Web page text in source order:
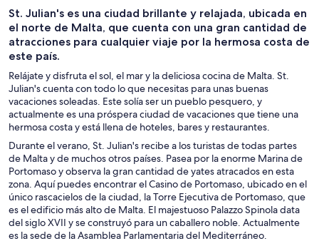
St. Julian's es una ciudad brillante y relajada, ubicada en
el norte de Malta, que cuenta con una gran cantidad de
atracciones para cualquier viaje por la hermosa costa de
este país.
Relájate y disfruta el sol, el mar y la deliciosa cocina de Malta. St.
Julian's cuenta con todo lo que necesitas para unas buenas
vacaciones soleadas. Este solía ser un pueblo pesquero, y
actualmente es una próspera ciudad de vacaciones que tiene una
hermosa costa y está llena de hoteles, bares y restaurantes.
Durante el verano, St. Julian's recibe a los turistas de todas partes
de Malta y de muchos otros países. Pasea por la enorme Marina de
Portomaso y observa la gran cantidad de yates atracados en esta
zona. Aquí puedes encontrar el Casino de Portomaso, ubicado en el
único rascacielos de la ciudad, la Torre Ejecutiva de Portomaso, que
es el edificio más alto de Malta. El majestuoso Palazzo Spinola data
del siglo XVII y se construyó para un caballero noble. Actualmente
es la sede de la Asamblea Parlamentaria del Mediterráneo.